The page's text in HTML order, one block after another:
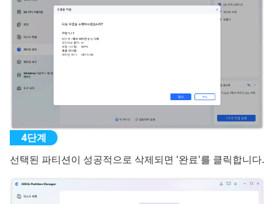
선택된 파티션이 성공적으로 삭제되면 '완료'를 클릭합니다.